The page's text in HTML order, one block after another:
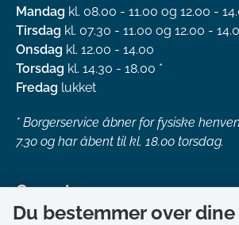
Mandag kl. 08.00 - 11.00 og 12.00 -
Tirsdag kl. 07.30 - 11.00 og 12.00 -
Onsdag kl. 12.00 - 14.00
Torsdag kl. 14.30 - 18.00 *
Fredag lukket
* Borgerservice åbner for fysiske
7.30 og har åbent til kl. 18.00 torsdag.
Genveje
Du bestemmer over